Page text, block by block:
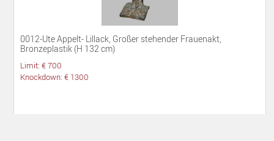
0012-Ute Appelt- Lillack, Großer stehender Frauenakt,
Bronzeplastik (H 132 cm)
Limit: € 700
Knockdown: € 1300